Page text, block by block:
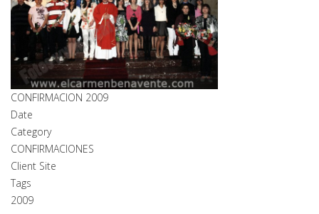
CONFIRMACION 2009
Date
Category
CONFIRMACIONES
Client Site
Tags
2009